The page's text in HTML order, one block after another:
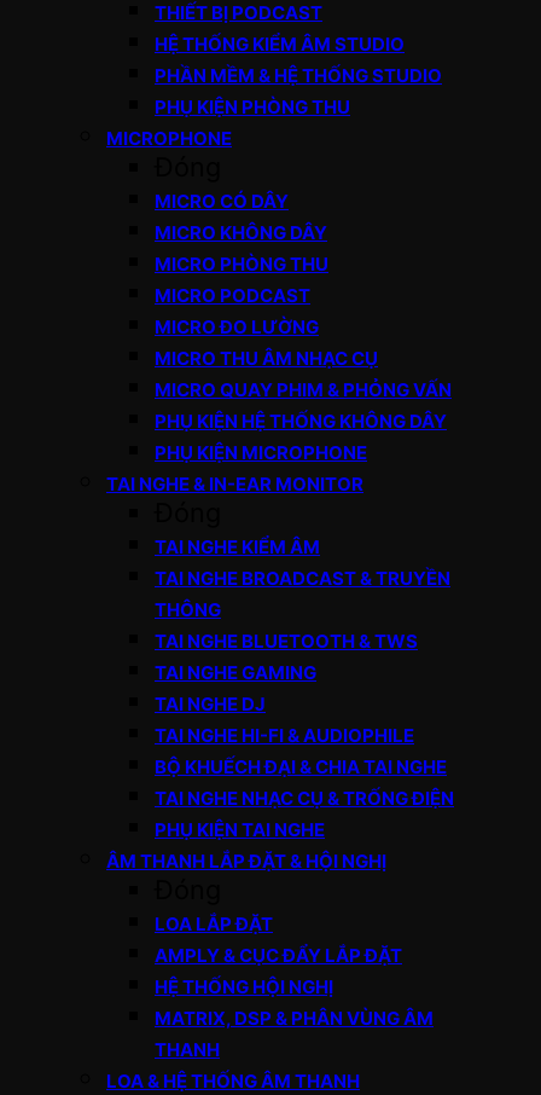
THIẾT BỊ PODCAST
HỆ THỐNG KIỂM ÂM STUDIO
PHẦN MỀM & HỆ THỐNG STUDIO
PHỤ KIỆN PHÒNG THU
MICROPHONE
MICRO CÓ DÂY
MICRO KHÔNG DÂY
MICRO PHÒNG THU
MICRO PODCAST
MICRO ĐO LƯỜNG
MICRO THU ÂM NHẠC CỤ
MICRO QUAY PHIM & PHỎNG VẤN
PHỤ KIỆN HỆ THỐNG KHÔNG DÂY
PHỤ KIỆN MICROPHONE
TAI NGHE & IN-EAR MONITOR
TAI NGHE KIỂM ÂM
TAI NGHE BROADCAST & TRUYỀN
THÔNG
TAI NGHE BLUETOOTH & TWS
TAI NGHE GAMING
TAI NGHE DJ
TAI NGHE HI-FI & AUDIOPHILE
BỘ KHUẾCH ĐẠI & CHIA TAI NGHE
TAI NGHE NHẠC CỤ & TRỐNG ĐIỆN
PHỤ KIỆN TAI NGHE
ÂM THANH LẮP ĐẶT & HỘI NGHỊ
LOA LẮP ĐẶT
AMPLY & CỤC ĐẨY LẮP ĐẶT
HỆ THỐNG HỘI NGHỊ
MATRIX, DSP & PHÂN VÙNG ÂM
THANH
LOA & HỆ THỐNG ÂM THANH